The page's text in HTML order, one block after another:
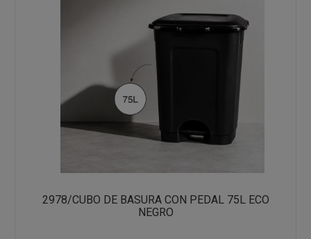
2978/CUBO DE BASURA CON PEDAL 75L ECO
NEGRO